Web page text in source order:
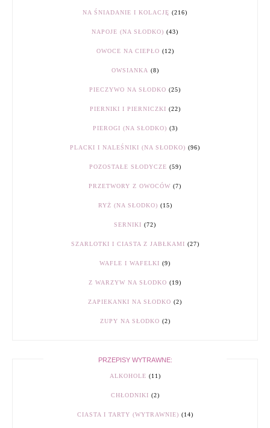
NA ŚNIADANIE I KOLACJĘ (216)
NAPOJE (NA SŁODKO) (43)
OWOCE NA CIEPŁO (12)
OWSIANKA (8)
PIECZYWO NA SŁODKO (25)
PIERNIKI I PIERNICZKI (22)
PIEROGI (NA SŁODKO) (3)
PLACKI I NALEŚNIKI (NA SŁODKO) (96)
POZOSTAŁE SŁODYCZE (59)
PRZETWORY Z OWOCÓW (7)
RYŻ (NA SŁODKO) (15)
SERNIKI (72)
SZARLOTKI I CIASTA Z JABŁKAMI (27)
WAFLE I WAFELKI (9)
Z WARZYW NA SŁODKO (19)
ZAPIEKANKI NA SŁODKO (2)
ZUPY NA SŁODKO (2)
PRZEPISY WYTRAWNE:
ALKOHOLE (11)
CHŁODNIKI (2)
CIASTA I TARTY (WYTRAWNIE) (14)